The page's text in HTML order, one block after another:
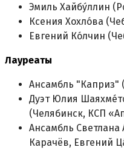
Эмиль Хайбу́ллин
Ксения Хохло́ва
Евгений Ко́лчин
Лауреаты
Ансамбль "Каприз"
Дуэт Юлия
(Челябинск, КСП
Ансамбль
Карачёв, Евгений